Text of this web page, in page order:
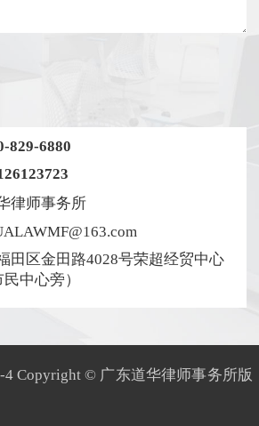
829-6880
律师事务所
田区金田路4028号荣超经贸中心
中心旁）
4Copyright © 广东道华律师事务所版